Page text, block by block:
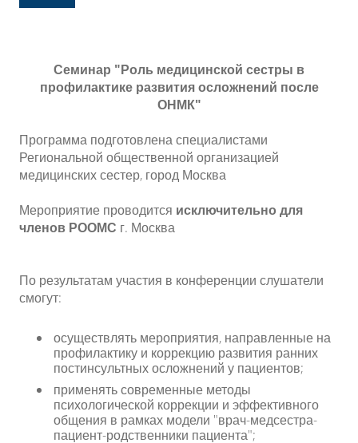
Семинар "Роль медицинской сестры в
профилактике развития осложнений после
ОНМК"
Программа подготовлена специалистами
Региональной общественной организацией
медицинских сестер, город Москва
Мероприятие проводится исключительно для
членов РООМС г. Москва
По результатам участия в конференции слушатели
смогут:
осуществлять мероприятия, направленные на
профилактику и коррекцию развития ранних
постинсультных осложнений у пациентов;
применять современные методы
психологической коррекции и эффективного
общения в рамках модели "врач-медсестра-
пациент-родственники пациента";